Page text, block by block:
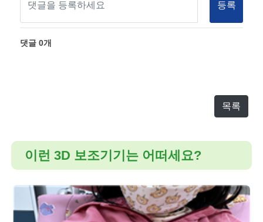
등록
댓글0개
목록
이런 3D 보조기기는 어떠세요?